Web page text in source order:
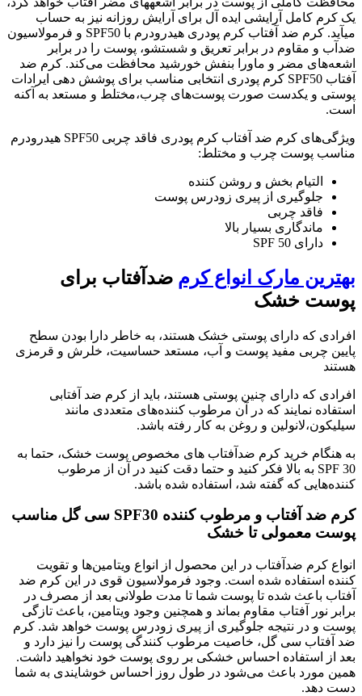
یک کرم کامل آرایشی ایده آل برای آرایش روزانه نیز به حساب
میآید. کرم ضد آفتاب کرم پودری هیدرودرم با SPF50 و فرمولاسیون
ضدآب و مقاوم در برابر تعریق و شستشو، پوست را در برابر
اشعه‌های مضر و ماورا بنفش خورشید محافظت می‌کند. کرم ضد
آفتاب SPF50 کرم پودری انتخابی مناسب برای پوشش دهی ایرادات
پوستی و یکدست صورت پوست‌های چرب،مختلط و مستعد به آکنه
است.
ویژگی‌های کرم ضد آفتاب کرم پودری فاقد چربی SPF50 هیدرودرم
مناسب پوست چرب و مختلط:
التیام بخش و روشن کننده
جلوگیری از پیری زودرس پوست
فاقد چربی
ماندگاری بسیار بالا
دارای SPF 50
بهترین مارک انواع کرم ضدآفتاب برای
پوست خشک
افرادی که دارای پوستی خشک هستند، به خاطر دارا بودن سطح
پایین چربی مفید پوست و آب، مستعد حساسیت، خلرش و قرمزی
هستند
افرادی که دارای چنین پوستی هستند، باید از کرم ضد آفتابی
استفاده نمایند که در آن مرطوب کننده‌های متعددی مانند
سیلیکون،لانولین و روغن به کار رفته باشد.
به هنگام خرید کرم ضدآفتاب های مخصوص پوست خشک، حتما به
SPF 30 به بالا فکر کنید و حتما دقت کنید در آن از مرطوب
کننده‌هایی که گفته شد، استفاده شده باشد.
کرم ضد آفتاب و مرطوب کننده SPF30 سی گل مناسب
پوست معمولی تا خشک
انواع کرم ضدآفتاب در این محصول از انواع ویتامین‌ها و تقویت
کننده استفاده شده است. وجود فرمولاسیون قوی در این کرم ضد
آفتاب باعث شده تا پوست شما تا مدت طولانی بعد از مصرف در
برابر نور آفتاب مقاوم بماند و همچنین وجود ویتامین، باعث تازگی
پوست و در نتیجه جلوگیری از پیری زودرس پوست خواهد شد. کرم
ضد آفتاب سی گل، خاصیت مرطوب کنندگی پوست را نیز دارد و
بعد از استفاده احساس خشکی بر روی پوست خود نخواهید داشت.
همین مورد باعث می‌شود در طول روز احساس خوشایندی به شما
دست دهد.